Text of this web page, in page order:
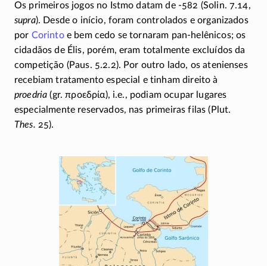
Os primeiros jogos no Istmo datam de -582 (Solin. 7.14,
supra). Desde o início, foram controlados e organizados
por Corintoe bem cedo se tornaram pan-helênicos; os
cidadãos de Élis, porém, eram totalmente excluídos da
competição (Paus. 5.2.2). Por outro lado, os atenienses
recebiam tratamento especial e tinham direito à
proedria (gr.προεδρία), i.e., podiam ocupar lugares
especialmente reservados, nas primeiras filas (Plut.
Thes. 25).